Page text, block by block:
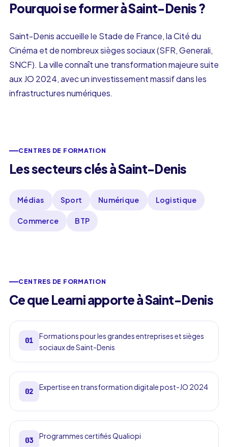
Pourquoi se former à Saint-Denis ?
Saint-Denis accueille le Stade de France, la Cité du
Cinéma et de nombreux sièges sociaux (SFR, Generali,
SNCF). La ville connaît une transformation majeure suite
aux JO 2024, avec un investissement massif dans les
infrastructures numériques.
CENTRES DE FORMATION
Les secteurs clés à Saint-Denis
Médias Sport Numérique Logistique
Commerce BTP
CENTRES DE FORMATION
Ce que Learni apporte à Saint-Denis
01
Formations pour les grandes entreprises et sièges
sociaux de Saint-Denis
02 Expertise en transformation digitale post-JO 2024
03 Programmes certifiés Qualiopi